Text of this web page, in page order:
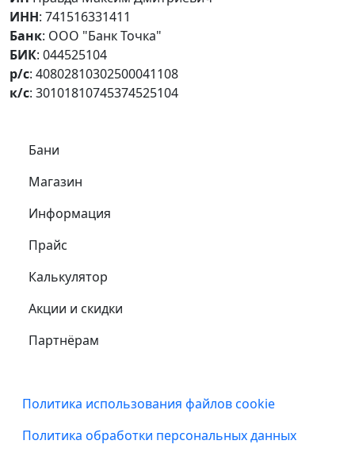
ИНН: 741516331411
Банк: ООО "Банк Точка"
БИК: 044525104
р/с: 40802810302500041108
к/с: 30101810745374525104
Самое важное
Бани
Магазин
Информация
Прайс
Калькулятор
Акции и скидки
Партнёрам
Подвал
Политика использования файлов cookie
Политика обработки персональных данных